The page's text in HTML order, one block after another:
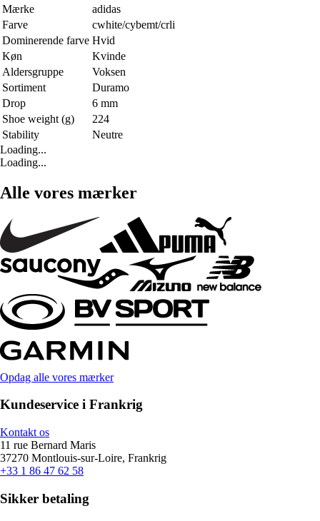
Mærke
adidas
Farve
cwhite/cybemt/crli
Dominerende farve Hvid
Køn
Kvinde
Aldersgruppe
Voksen
Sortiment
Duramo
Drop
6 mm
Shoe weight (g)
224
Stability
Neutre
Loading...
Loading...
Alle vores mærker
Opdag alle vores mærker
Kundeservice i Frankrig
Kontakt os
11 rue Bernard Maris
37270 Montlouis-sur-Loire, Frankrig
+33 1 86 47 62 58
Sikker betaling